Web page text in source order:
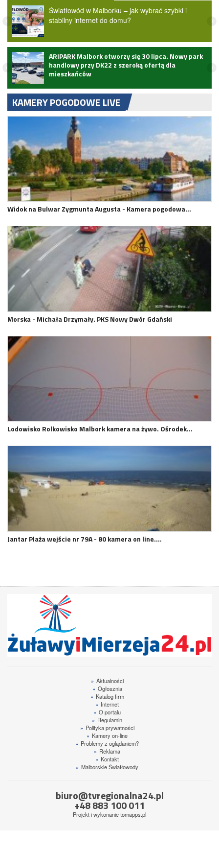
Światłowód w Malborku – jak wybrać szybki i
stabilny internet do domu?
ARIPARK Malbork otworzy się 30 lipca. Nowy park
handlowy przy DK22 z szeroką ofertą dla
mieszkańców
KAMERY POGODOWE LIVE
Widok na Bulwar Zygmunta Augusta - Kamera pogodowa…
Morska - Michała Drzymały. PKS Nowy Dwór Gdański
Lodowisko Rolkowisko Malbork kamera na żywo. Ośrodek…
Jantar Plaża wejście nr 79A - 80 kamera on line.…
» Aktualności
» Ogłosznia
» Katalog firm
» Internet
» O portalu
» Regulamin
» Polityka prywatności
» Kamery on-line
» Problemy z oglądaniem?
» Reklama
» Kontakt
» Malborskie Światłowody
biuro@tvregionalna24.pl
+48 883 100 011
Projekt i wykonanietomapps.pl